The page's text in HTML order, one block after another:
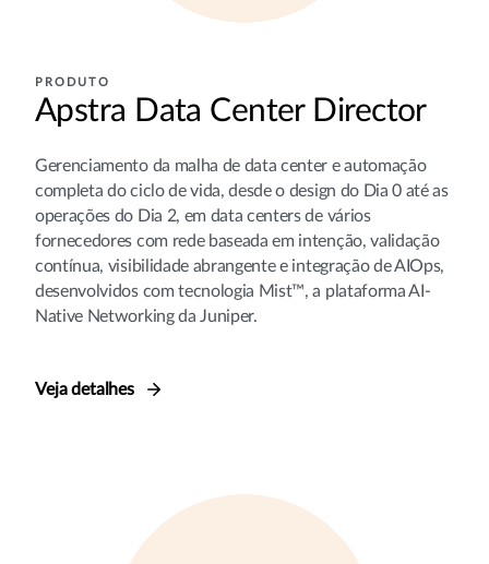
PRODUTO
Apstra Data Center Director
Gerenciamento da malha de data center e automação
completa do ciclo de vida, desde o design do Dia 0 até as
operações do Dia 2, em data centers de vários
fornecedores com rede baseada em intenção, validação
contínua, visibilidade abrangente e integração de AIOps,
desenvolvidos com tecnologia Mist™, a plataforma AI-
Native Networking da Juniper.
Veja detalhes